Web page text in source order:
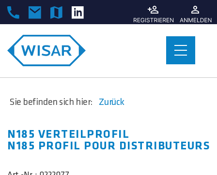
Sie befinden sich hier: Zurück
N185 VERTEILPROFIL
N185 PROFIL POUR DISTRIBUTEURS